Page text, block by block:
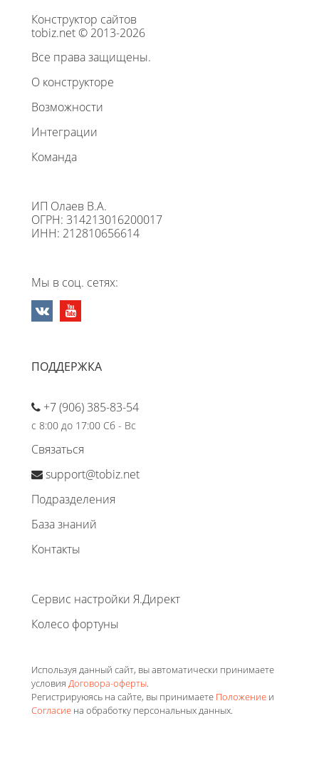
Конструктор сайтов
tobiz.net © 2013-2026
Все права защищены.
О конструкторе
Возможности
Интеграции
Команда
ИП Олаев В.А.
ОГРН: 314213016200017
ИНН: 212810656614
Мы в соц. сетях:
ПОДДЕРЖКА
+7 (906) 385-83-54
с 8:00 до 17:00 Сб - Вс
Связаться
support@tobiz.net
Подразделения
База знаний
Контакты
Сервис настройки Я.Директ
Колесо фортуны
Используя данный сайт, вы автоматически принимаете
условия Договора-оферты.
Регистрируюясь на сайте, вы принимаете Положение и
Согласие на обработку персональных данных.